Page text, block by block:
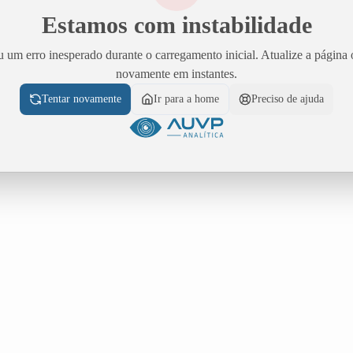
Estamos com instabilidade
um erro inesperado durante o carregamento inicial. Atualize a página
novamente em instantes.
Tentar novamente Ir para a home Preciso de ajuda